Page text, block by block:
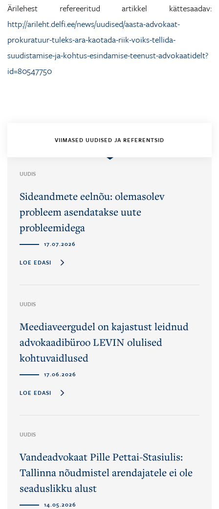
Ärilehest refereeritud artikkel kättesaadav:
http://arileht.delfi.ee/news/uudised/aasta-advokaat-
prokuratuur-tuleks-ara-kaotada-riik-voiks-tellida-
suudistamise-ja-kohtus-esindamise-teenust-advokaatidelt?
id=80547750
VIIMASED UUDISED JA REFERENTSID
UUDIS
Sideandmete eelnõu: olemasolev
probleem asendatakse uute
probleemidega
17.07.2026
LOE EDASI
UUDIS
Meediaveergudel on kajastust leidnud
advokaadibüroo LEVIN olulised
kohtuvaidlused
17.06.2026
LOE EDASI
UUDIS
Vandeadvokaat Pille Pettai-Stasiulis:
Tallinna nõudmistel arendajatele ei ole
seaduslikku alust
14.05.2026